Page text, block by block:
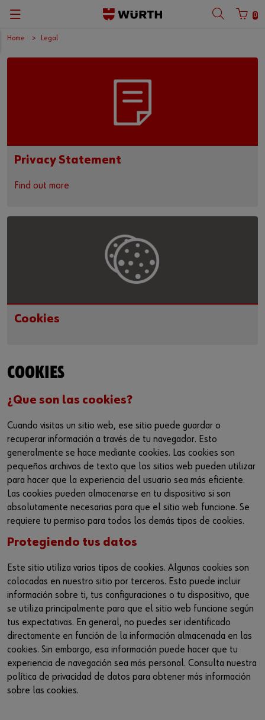
0
Home Legal
Privacy Statement
Find out more
Cookies
COOKIES
¿Que son las cookies?
Cuando visitas un sitio web, ese sitio puede guardar o
recuperar información a través de tu navegador. Esto
generalmente se hace mediante cookies. Las cookies son
pequeños archivos de texto que los sitios web pueden utilizar
para hacer que la experiencia del usuario sea más eficiente.
Las cookies pueden almacenarse en tu dispositivo si son
absolutamente necesarias para que el sitio web funcione. Se
requiere tu permiso para todos los demás tipos de cookies.
Protegiendo tus datos
Este sitio utiliza varios tipos de cookies. Algunas cookies son
colocadas en nuestro sitio por terceros. Esto puede incluir
información sobre ti, tus configuraciones o tu dispositivo, que
se utiliza principalmente para que el sitio web funcione según
tus expectativas. En general, no puedes ser identificado
directamente en función de la información almacenada en las
cookies. Sin embargo, esa información puede hacer que tu
experiencia de navegación sea más personal. Consulta nuestra
política de privacidad de datos para obtener más información
sobre las cookies.